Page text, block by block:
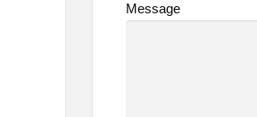
Message